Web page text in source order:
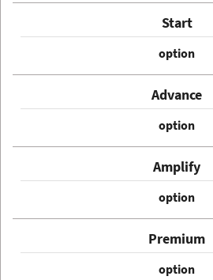
option
option
option
option